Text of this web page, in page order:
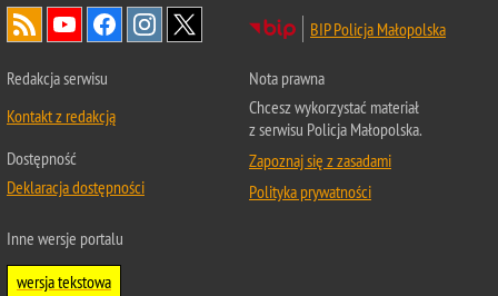
BIP Policja Małopolska
Redakcja serwisu
Kontakt z redakcją
Dostępność
Deklaracja dostępności
Nota prawna
Chcesz wykorzystać materiał
z serwisu Policja Małopolska.
Zapoznaj się z zasadami
Polityka prywatności
Inne wersje portalu
wersja tekstowa